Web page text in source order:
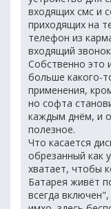
входящих смс и
приходящих на
телефон из
входящий
Собственно это
больше какого-
применения,
но софта
каждым днём, и
полезное.
Что касается
обрезанный как
хватает, чтобы
Батарея живёт
всегда